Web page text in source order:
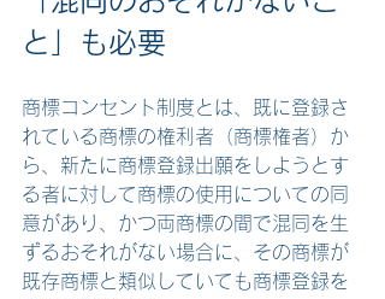
と」も必要
商標コンセント制度とは、既に登録さ
れている商標の権利者（商標権者）か
ら、新たに商標登録出願をしようとす
る者に対して商標の使用についての同
意があり、かつ両商標の間で混同を生
ずるおそれがない場合に、その商標が
既存商標と類似していても商標登録を